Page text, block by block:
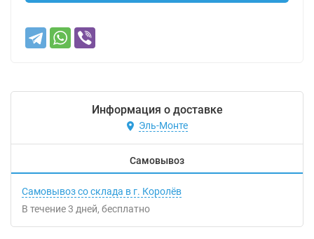
Информация о доставке
Эль-Монте
Самовывоз
Самовывоз со склада в г. Королёв
В течение3 дней Бесплатно